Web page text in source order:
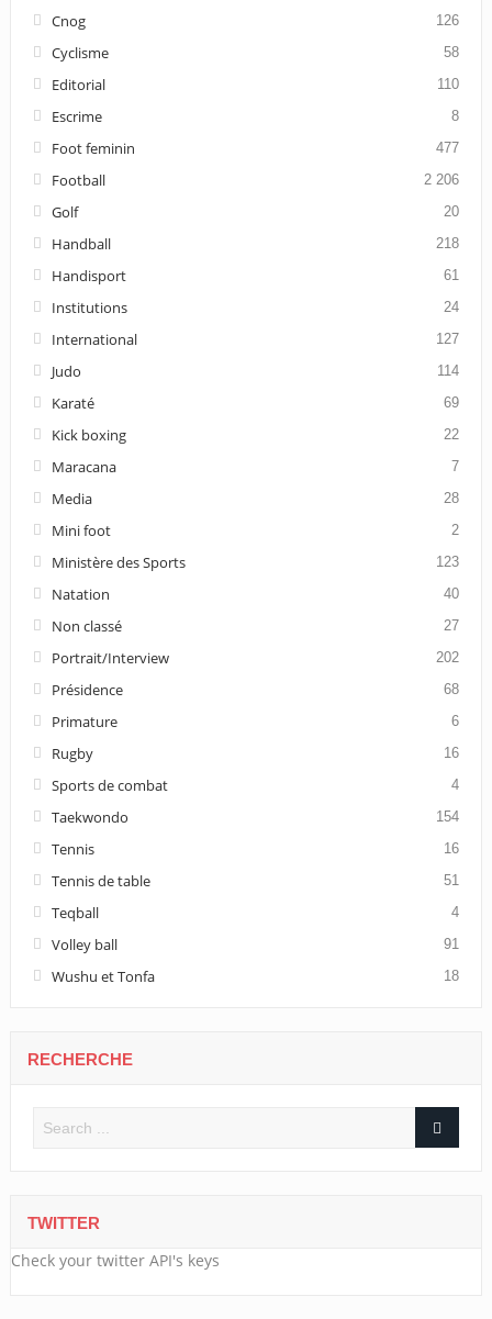
Cnog 126
Cyclisme 58
Editorial 110
Escrime 8
Foot feminin 477
Football 2 206
Golf 20
Handball 218
Handisport 61
Institutions 24
International 127
Judo 114
Karaté 69
Kick boxing 22
Maracana 7
Media 28
Mini foot 2
Ministère des Sports 123
Natation 40
Non classé 27
Portrait/Interview 202
Présidence 68
Primature 6
Rugby 16
Sports de combat 4
Taekwondo 154
Tennis 16
Tennis de table 51
Teqball 4
Volley ball 91
Wushu et Tonfa 18
RECHERCHE
TWITTER
Check your twitter API's keys